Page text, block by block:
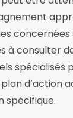
concernées
à consulter
spécialisés
d’action
spécifique.